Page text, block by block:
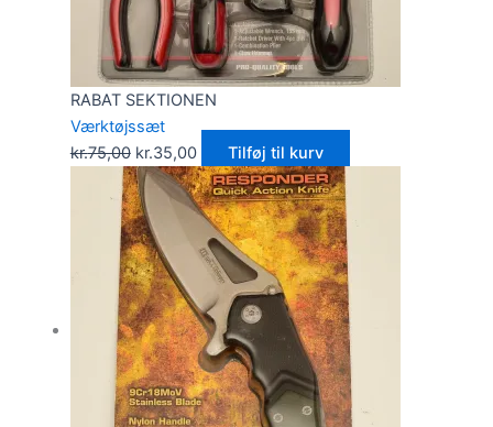
RABAT SEKTIONEN
Værktøjssæt
kr.75,00 kr.35,00 Tilføj til kurv